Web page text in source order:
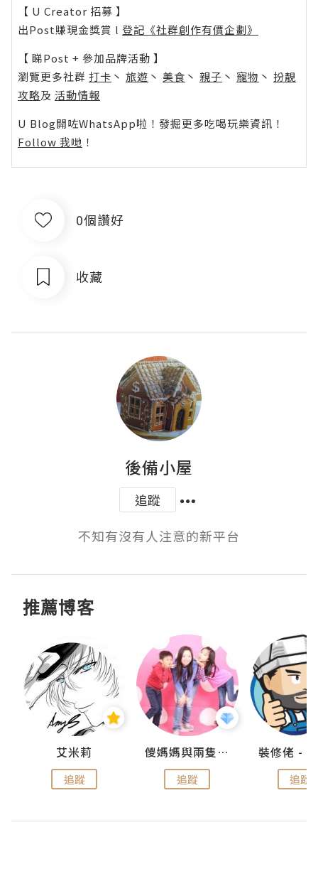
【 U Creator 招募 】
出Post賺現金獎賞 l 登記《社群創作有價企劃》
【 睇Post + 參加品牌活動 】
瀏覽更多社群 打卡 丶 旅遊 丶 美食 丶 親子 丶 寵物 丶 扮靚
攻略及 活動情報
U Blog開咗WhatsApp啦！發掘更多吃喝玩樂資訊！
Follow 我哋 ！
0個讚好
收藏
後備小屋
追蹤
不知有沒有人注意的新平台
推薦博客
艾米莉
追蹤
儍媽媽與兩隻小魔怪之家
追蹤 追蹤